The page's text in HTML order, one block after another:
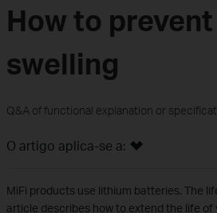
How to
swelling
Q&A of functional explanation or
O artigo aplica-se a:
MiFi products use lithium batteries. The
article describes how to extend the life